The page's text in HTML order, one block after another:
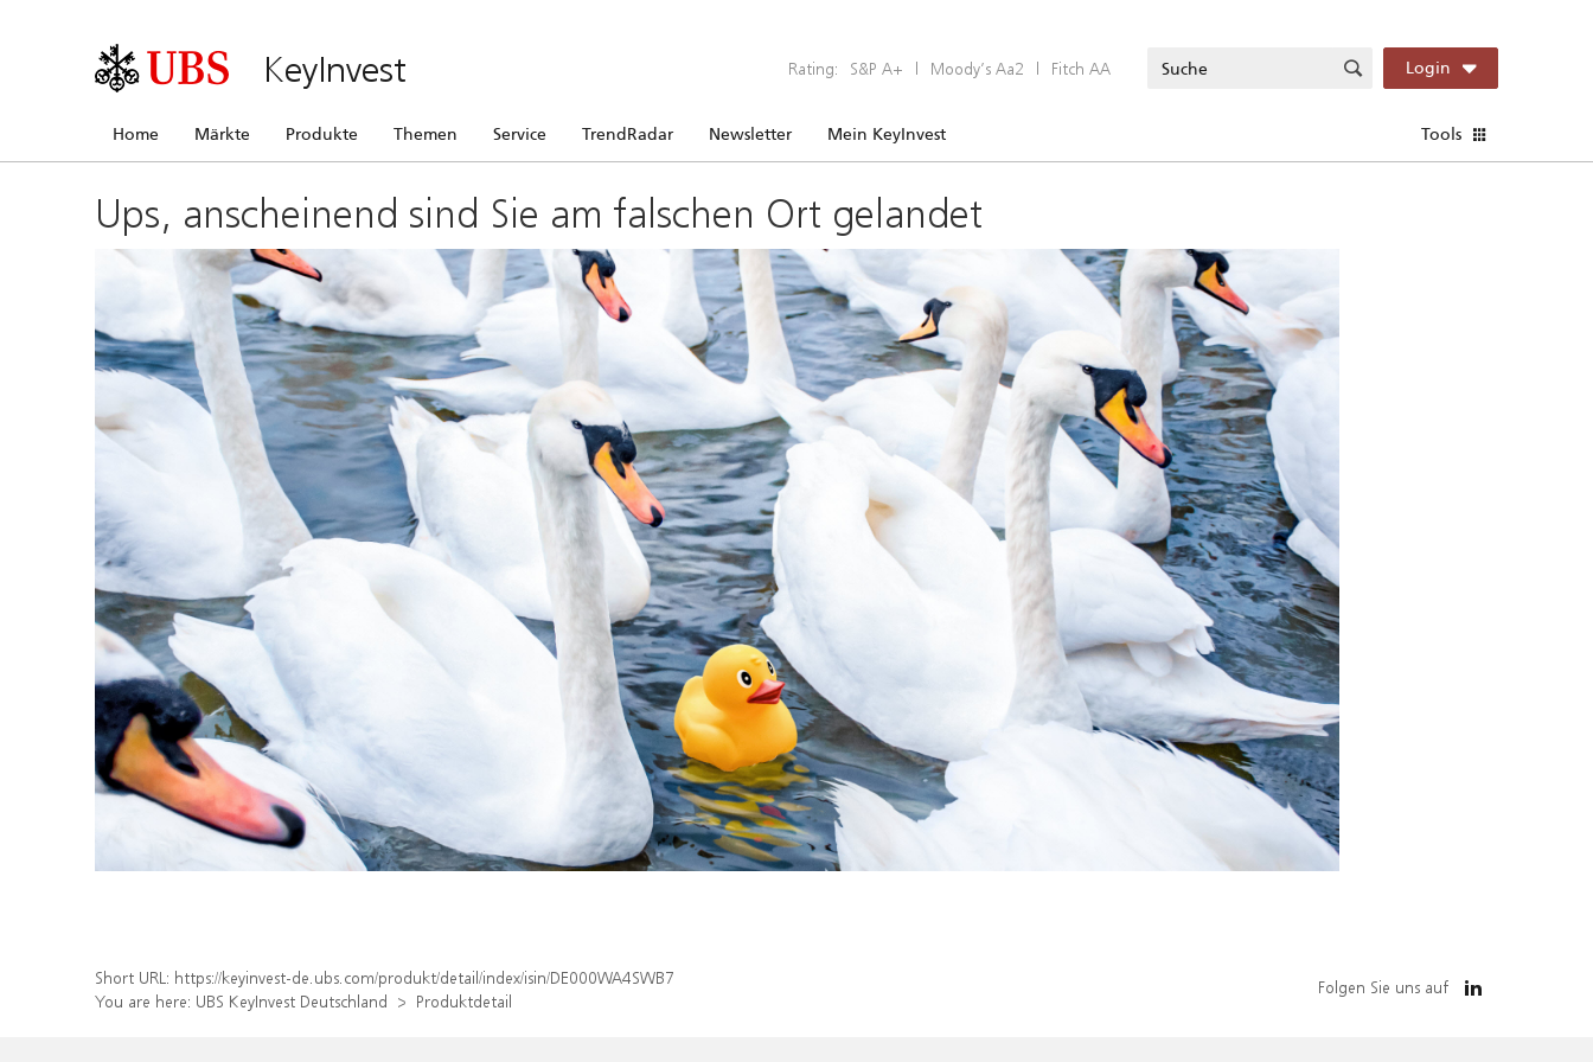
KeyInvest Rating: S&P A+ | Moody’s Aa2 | Fitch AA Login
Home Märkte Produkte Themen Service TrendRadar Newsletter Mein KeyInvest Tools
Ups, anscheinend sind Sie am falschen Ort gelandet
Short URL: https://keyinvest-de.ubs.com/produkt/detail/index/isin/DE000WA4SWB7
You are here: UBS KeyInvest Deutschland Produktdetail
Folgen Sie uns auf